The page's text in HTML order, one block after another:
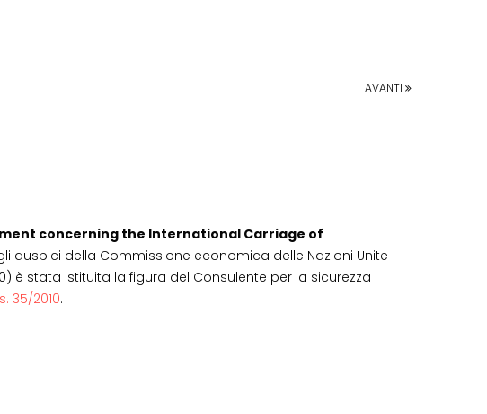
AVANTI
concerning the International Carriage of
auspici della Commissione economica delle Nazioni Unite
è stata istituita la figura del Consulente per la sicurezza
35/2010.